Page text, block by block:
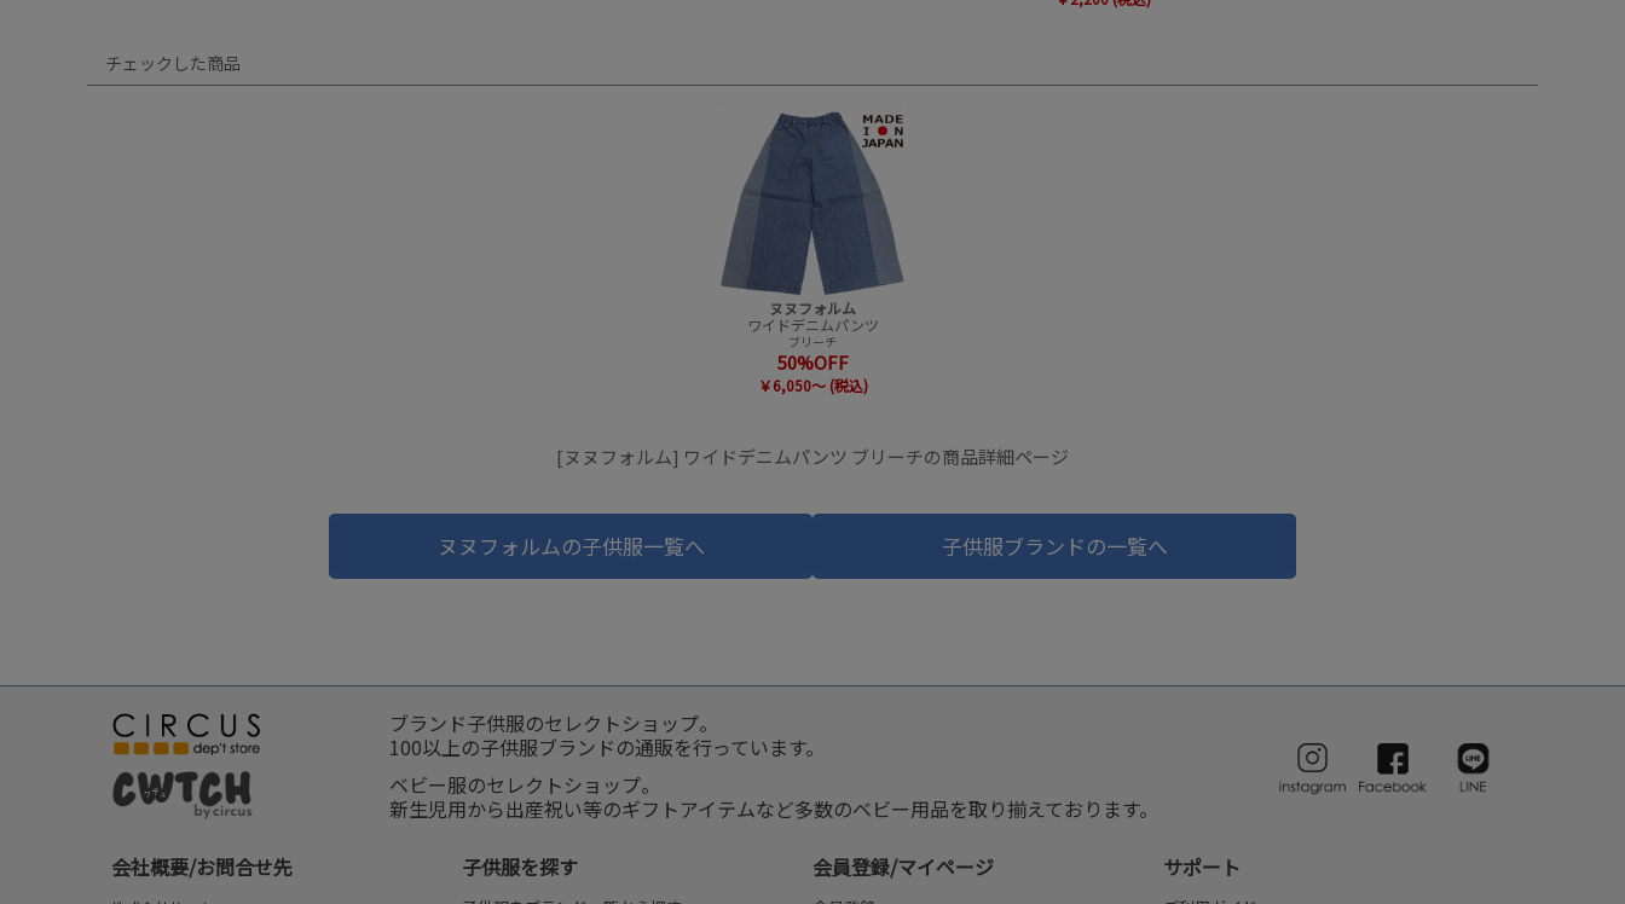
チェックした商品
ヌヌフォルム
ワイドデニムパンツ
ブリーチ
50%OFF
￥6,050～ (税込)
[ヌヌフォルム] ワイドデニムパンツ ブリーチの商品詳細ページ
ヌヌフォルムの子供服一覧へ 子供服ブランドの一覧へ
ブランド子供服のセレクトショップ。
100以上の子供服ブランドの通販を行っています。
ベビー服のセレクトショップ。
新生児用から出産祝い等のギフトアイテムなど多数のベビー用品を取り揃えております。
会社概要/お問合せ先
子供服を探す 会員登録/マイページ サポート